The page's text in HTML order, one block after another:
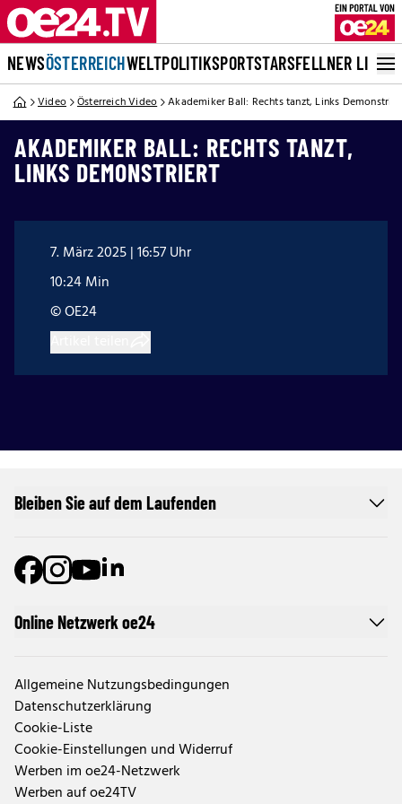
NEWSÖSTERREICHWELTPOLITIKSPORTSTARSFELLNER LIVE
Video Österreich Video Akademiker Ball: Rechts tanzt, Links
AKADEMIKER BALL: RECHTS TANZT,
LINKS DEMONSTRIERT
7. März 2025 | 16:57 Uhr
10:24 Min
© OE24
Online Netzwerk oe24
Allgemeine Nutzungsbedingungen
Datenschutzerklärung
Cookie-Liste
Cookie-Einstellungen und Widerruf
Werben im oe24-Netzwerk
Werben auf oe24TV
Bleiben Sie auf dem Laufenden